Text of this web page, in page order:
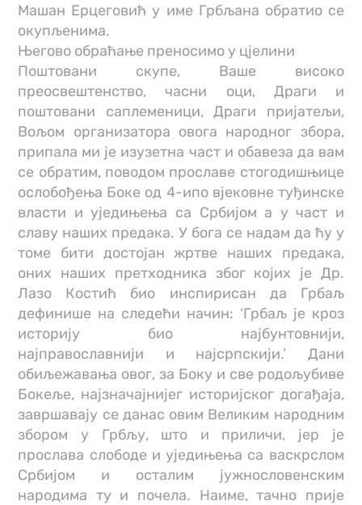
Машан Ерцеговић у име Грбљана обратио се
окупљенима.
Његово обраћање преносимо у цјелини
Поштовани скупе, Ваше високо
преосвештенство, часни оци, Драги и
поштовани саплеменици, Драги пријатељи,
Вољом организатора овога народног збора,
припала ми је изузетна част и обавеза да вам
се обратим, поводом прославе стогодишњице
ослобођења Боке од 4-ипо вјековне туђинске
власти и уједињења са Србијом а у част и
славу наших предака. У бога се надам да ћу у
томе бити достојан жртве наших предака,
оних наших претходника због којих је Др.
Лазо Костић био инспирисан да Грбаљ
дефинише на следећи начин: ‘Грбаљ је кроз
историју био најбунтовнији,
најправославнији и најсрпскији.’ Дани
обиљежавања овог, за Боку и све родољубиве
Бокеље, најзначајнијег историјског догађаја,
завршавају се данас овим Великим народним
збором у Грбљу, што и приличи, јер је
прослава слободе и уједињења са васкрслом
Србијом и осталим јужнословенским
народима ту и почела. Наиме, тачно прије